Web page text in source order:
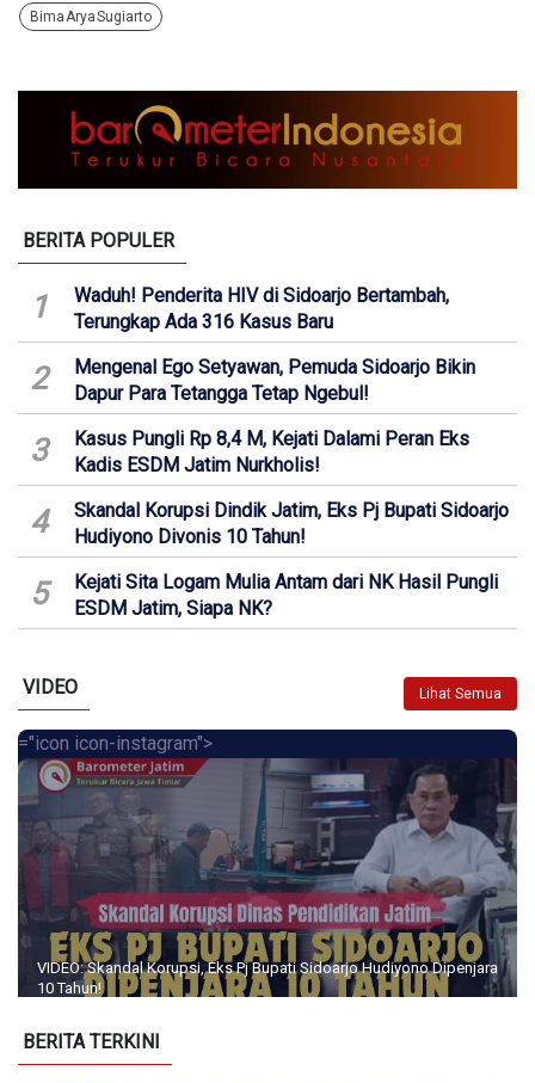
Bima Arya Sugiarto
BERITA POPULER
1
Waduh! Penderita HIV di Sidoarjo Bertambah,
Terungkap Ada 316 Kasus Baru
2
Mengenal Ego Setyawan, Pemuda Sidoarjo Bikin
Dapur Para Tetangga Tetap Ngebul!
3
Kasus Pungli Rp 8,4 M, Kejati Dalami Peran Eks
Kadis ESDM Jatim Nurkholis!
4
Skandal Korupsi Dindik Jatim, Eks Pj Bupati Sidoarjo
Hudiyono Divonis 10 Tahun!
5
Kejati Sita Logam Mulia Antam dari NK Hasil Pungli
ESDM Jatim, Siapa NK?
VIDEO Lihat Semua
="icon icon-instagram">
VIDEO: Skandal Korupsi, Eks Pj Bupati Sidoarjo Hudiyono Dipenjara
10 Tahun!
BERITA TERKINI